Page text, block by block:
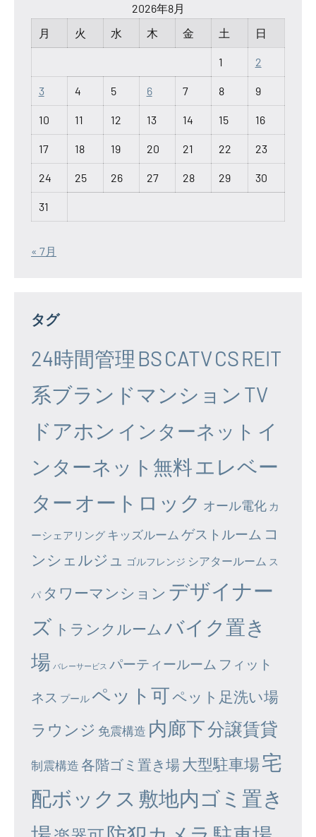
2026年8月
月
火 水 木 金 土 日
1 2
3 4 5 6 7 8 9
10 11 12 13 14 15 16
17 18 19 20 21 22 23
24 25 26 27 28 29 30
31
« 7月
タグ
24時間管理 BSCATVCSREIT
系ブランドマンション TV
ドアホン インターネット イ
ンターネット無料エレベー
ター オートロック オール電化 カ
ーシェアリング キッズルーム ゲストルーム コ
ンシェルジュ
ゴルフレンジ シアタールーム ス
パ タワーマンション デザイナー
ズ トランクルーム バイク置き
場 バレーサービス パーティールーム フィット
ネス プール ペット可ペット足洗い場
ラウンジ 免震構造 内廊下分譲賃貸
制震構造 各階ゴミ置き場大型駐車場宅
配ボックス 敷地内ゴミ置き